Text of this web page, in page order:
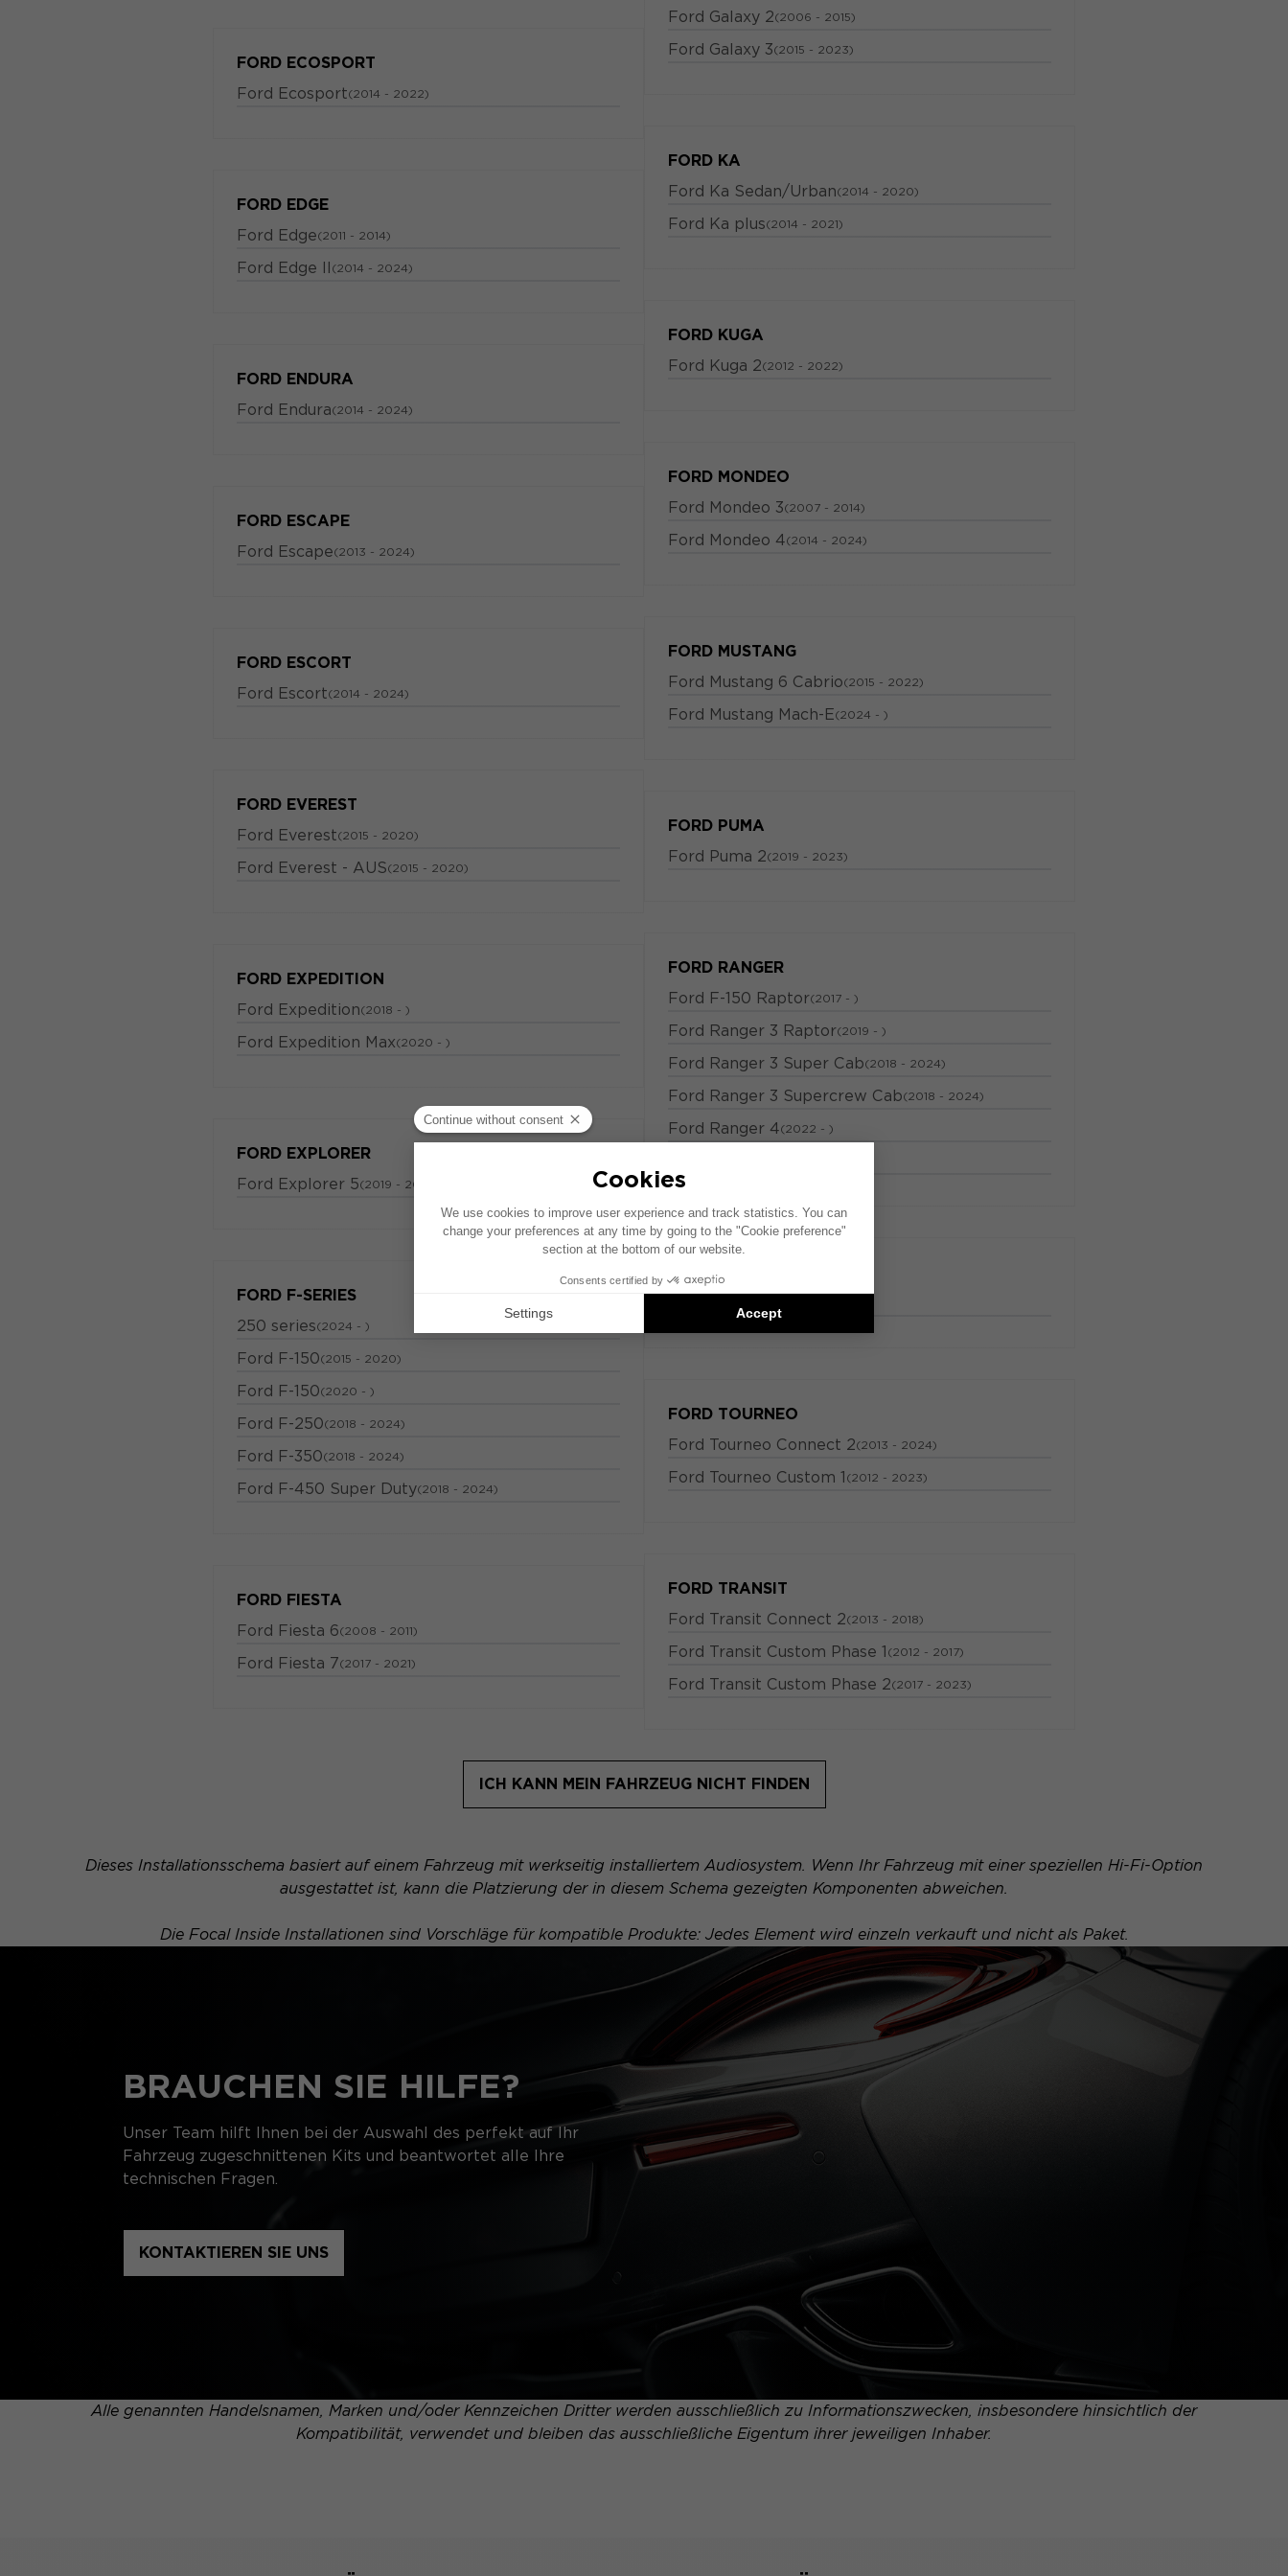
FORD ECOSPORT
Ford Ecosport(2014 - 2022)
FORD EDGE
Ford Edge(2011 - 2014)
Ford Edge II (2014 - 2024)
FORD ENDURA
Ford Endura(2014 - 2024)
FORD ESCAPE
Ford Escape(2013 - 2024)
FORD ESCORT
Ford Escort(2014 - 2024)
FORD EVEREST
Ford Everest(2015 - 2020)
Ford Everest - AUS(2015 - 2020)
FORD EXPEDITION
Ford Expedition(2018 - )
Ford Expedition Max(2020 - )
FORD EXPLORER
Ford Explorer 5(2019 - 2024)
FORD F-SERIES
250 series(2024 - )
Ford F-150(2015 - 2020)
Ford F-150(2020 - )
Ford F-250(2018 - 2024)
Ford F-350(2018 - 2024)
Ford F-450 Super Duty(2018 - 2024)
FORD FIESTA
Ford Fiesta 6(2008 - 2011)
Ford Fiesta 7(2017 - 2021)
Ford Galaxy 2(2006 - 2015)
Ford Galaxy 3(2015 - 2023)
FORD KA
Ford Ka Sedan/Urban(2014 - 2020)
Ford Ka plus(2014 - 2021)
FORD KUGA
Ford Kuga 2(2012 - 2022)
FORD MONDEO
Ford Mondeo 3(2007 - 2014)
Ford Mondeo 4(2014 - 2024)
FORD MUSTANG
Ford Mustang 6 Cabrio(2015 - 2022)
Ford Mustang Mach-E(2024 - )
FORD PUMA
Ford Puma 2(2019 - 2023)
FORD RANGER
Ford F-150 Raptor(2017 - )
Ford Ranger 3 Raptor(2019 - )
Ford Ranger 3 Super Cab(2018 - 2024)
Ford Ranger 3 Supercrew Cab(2018 - 2024)
Ford Ranger 4(2022 - )
FORD S-MAX
FORD TOURNEO
Ford Tourneo Connect 2(2013 - 2024)
Ford Tourneo Custom 1 (2012 - 2023)
FORD TRANSIT
Ford Transit Connect 2(2013 - 2018)
Ford Transit Custom Phase 1 (2012 - 2017)
Ford Transit Custom Phase 2(2017 - 2023)
ICH KANN MEIN FAHRZEUG NICHT FINDEN
Dieses Installationsschema basiert auf einem Fahrzeug mit werkseitig installiertem Audiosystem. Wenn Ihr Fahrzeug mit einer speziellen Hi-Fi-Option
ausgestattet ist, kann die Platzierung der in diesem Schema gezeigten Komponenten abweichen.
Die Focal Inside Installationen sind Vorschläge für kompatible Produkte: Jedes Element wird einzeln verkauft und nicht als Paket.
BRAUCHEN SIE HILFE?
Unser Team hilft Ihnen bei der Auswahl des perfekt auf Ihr
Fahrzeug zugeschnittenen Kits und beantwortet alle Ihre
technischen Fragen.
KONTAKTIEREN SIE UNS
Alle genannten Handelsnamen, Marken und/oder Kennzeichen Dritter werden ausschließlich zu Informationszwecken, insbesondere hinsichtlich der
Kompatibilität, verwendet und bleiben das ausschließliche Eigentum ihrer jeweiligen Inhaber.